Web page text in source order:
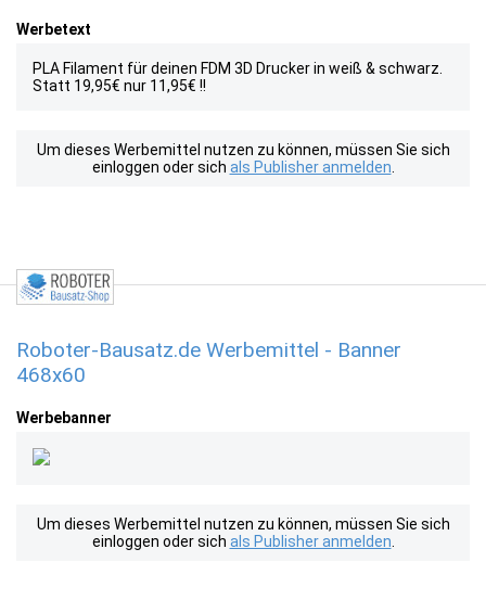
Werbetext
PLA Filament für deinen FDM 3D Drucker in weiß & schwarz.
Statt 19,95€ nur 11,95€ !!
Um dieses Werbemittel nutzen zu können, müssen Sie sich
einloggen oder sich als Publisher anmelden
Roboter-Bausatz.de Werbemittel - Banner
468x60
Werbebanner
Um dieses Werbemittel nutzen zu können, müssen Sie sich
einloggen oder sich als Publisher anmelden